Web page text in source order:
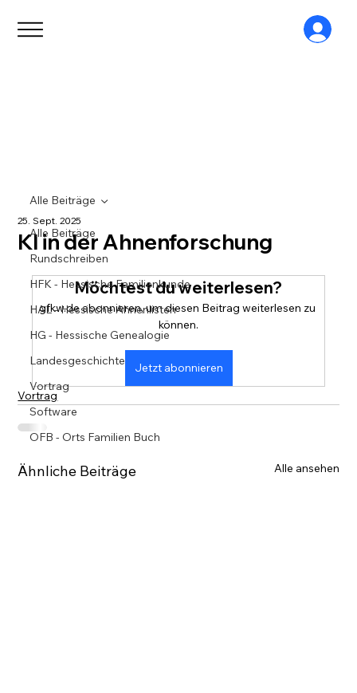
Alle Beiträge
Rundschreiben
HFK - Hessische Familienkunde
HAL - Hessische Ahnenlisten
HG - Hessische Genealogie
Landesgeschichte
Vortrag
Software
OFB - Orts Familien Buch
Alle Beiträge
KI in der Ahnenforschung
25. Sept. 2025
Möchtest du weiterlesen?
gfkw.de abonnieren, um diesen Beitrag weiterlesen zu
können.
Jetzt abonnieren
Vortrag
Ähnliche Beiträge Alle ansehen